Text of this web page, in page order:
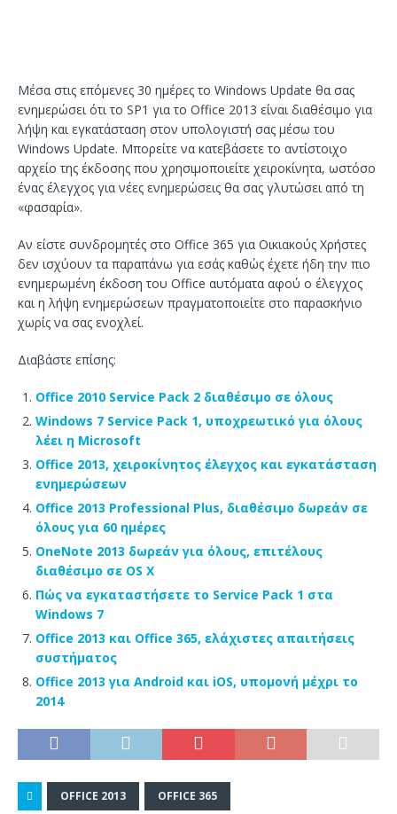
Μέσα στις επόμενες 30 ημέρες το Windows Update θα σας
ενημερώσει ότι το SP1 για το Office 2013 είναι διαθέσιμο για
λήψη και εγκατάσταση στον υπολογιστή σας μέσω του
Windows Update. Μπορείτε να κατεβάσετε το αντίστοιχο
αρχείο της έκδοσης που χρησιμοποιείτε χειροκίνητα, ωστόσο
ένας έλεγχος για νέες ενημερώσεις θα σας γλυτώσει από τη
«φασαρία».
Αν είστε συνδρομητές στο Office 365 για Οικιακούς Χρήστες
δεν ισχύουν τα παραπάνω για εσάς καθώς έχετε ήδη την πιο
ενημερωμένη έκδοση του Office αυτόματα αφού ο έλεγχος
και η λήψη ενημερώσεων πραγματοποιείτε στο παρασκήνιο
χωρίς να σας ενοχλεί.
Διαβάστε επίσης:
Office 2010 Service Pack 2 διαθέσιμο σε όλους
Windows 7 Service Pack 1, υποχρεωτικό για όλους
λέει η Microsoft
Office 2013, χειροκίνητος έλεγχος και εγκατάσταση
ενημερώσεων
Office 2013 Professional Plus, διαθέσιμο δωρεάν σε
όλους για 60 ημέρες
OneNote 2013 δωρεάν για όλους, επιτέλους
διαθέσιμο σε OS X
Πώς να εγκαταστήσετε το Service Pack 1 στα
Windows 7
Office 2013 και Office 365, ελάχιστες απαιτήσεις
συστήματος
Office 2013 για Android και iOS, υπομονή μέχρι το
2014
OFFICE 2013 OFFICE 365